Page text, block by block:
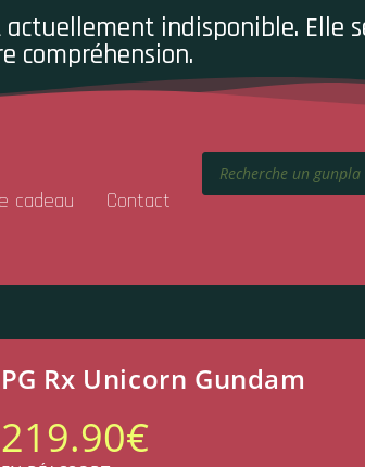
indisponible. Elle
compréhension.
cadeau Contact
PG Rx Unicorn Gundam
219.90€